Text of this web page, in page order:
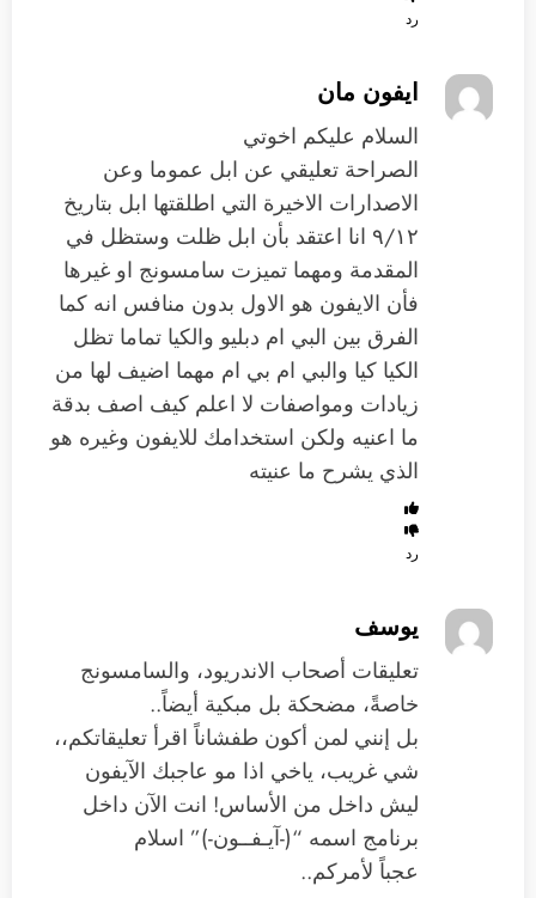
رد
ايفون مان
السلام عليكم اخوتي
الصراحة تعليقي عن ابل عموما وعن
الاصدارات الاخيرة التي اطلقتها ابل بتاريخ
٩/١٢ انا اعتقد بأن ابل ظلت وستظل في
المقدمة ومهما تميزت سامسونج او غيرها
فأن الايفون هو الاول بدون منافس انه كما
الفرق بين البي ام دبليو والكيا تماما تظل
الكيا كيا والبي ام بي ام مهما اضيف لها من
زيادات ومواصفات لا اعلم كيف اصف بدقة
ما اعنيه ولكن استخدامك للايفون وغيره هو
الذي يشرح ما عنيته
رد
يوسف
تعليقات أصحاب الاندريود، والسامسونج
خاصةً، مضحكة بل مبكية أيضاً..
بل إنني لمن أكون طفشاناً اقرأ تعليقاتكم،،
شي غريب، ياخي اذا مو عاجبك الآيفون
ليش داخل من الأساس! انت الآن داخل
برنامج اسمه “(-آيـفــون-)” اسلام
عجباً لأمركم..